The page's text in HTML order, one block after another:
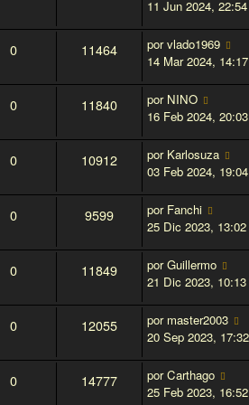
11 Jun 2024, 22:54
0 11464 porvlado1969
14 Mar 2024, 14:17
0 11840 por NINO
16 Feb 2024, 20:03
0 10912 por Karlosuza
03 Feb 2024, 19:04
0 9599 por Fanchi
25 Dic 2023, 13:02
0 11849 porGuillermo
21 Dic 2023, 10:13
0 12055 por master2003
20 Sep 2023, 17:32
0 14777 porCarthago
25 Feb 2023, 16:52